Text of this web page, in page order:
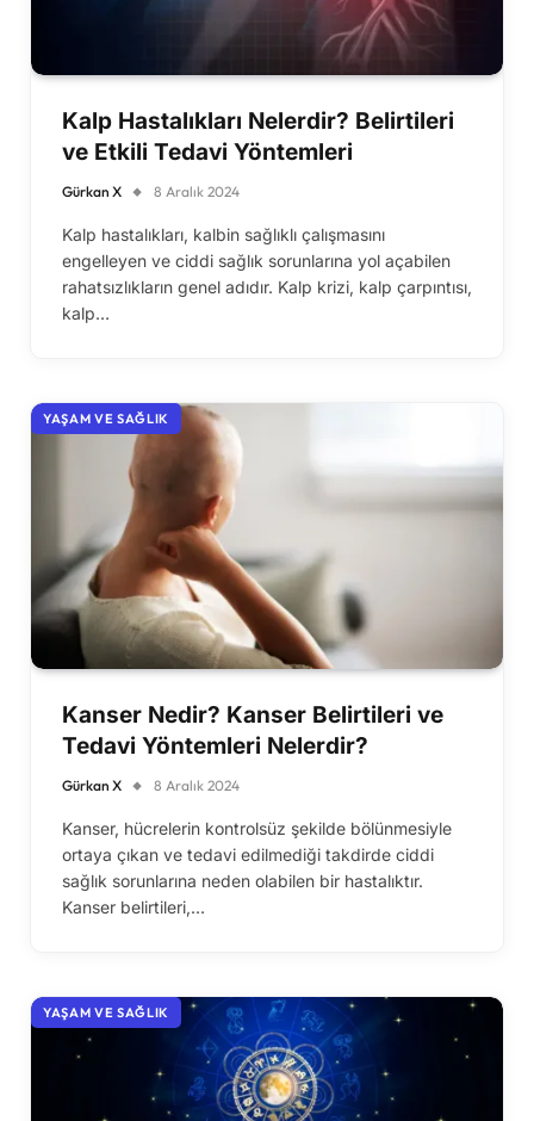
Kalp Hastalıkları Nelerdir? Belirtileri
ve Etkili Tedavi Yöntemleri
Gürkan X 8 Aralık 2024
Kalp hastalıkları, kalbin sağlıklı çalışmasını
engelleyen ve ciddi sağlık sorunlarına yol açabilen
rahatsızlıkların genel adıdır. Kalp krizi, kalp çarpıntısı,
kalp…
YAŞAM VE SAĞLIK
Kanser Nedir? Kanser Belirtileri ve
Tedavi Yöntemleri Nelerdir?
Gürkan X 8 Aralık 2024
Kanser, hücrelerin kontrolsüz şekilde bölünmesiyle
ortaya çıkan ve tedavi edilmediği takdirde ciddi
sağlık sorunlarına neden olabilen bir hastalıktır.
Kanser belirtileri,…
YAŞAM VE SAĞLIK